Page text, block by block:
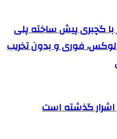
با گچبری پیش ساخته پلی
لوکس، فوری و بدون تخریب
اشرار گذشته است